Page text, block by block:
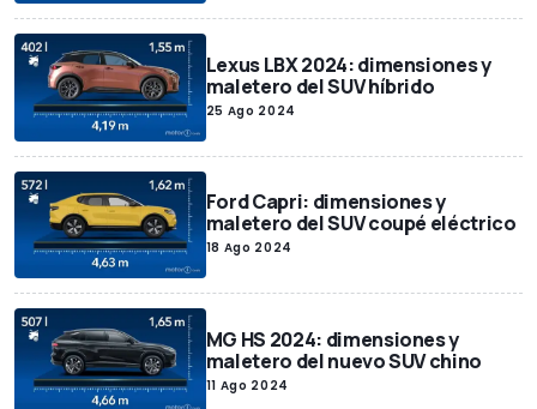
Lexus LBX 2024: dimensiones y
maletero del SUV híbrido
25 Ago 2024
Ford Capri: dimensiones y
maletero del SUV coupé eléctrico
18 Ago 2024
MG HS 2024: dimensiones y
maletero del nuevo SUV chino
11 Ago 2024